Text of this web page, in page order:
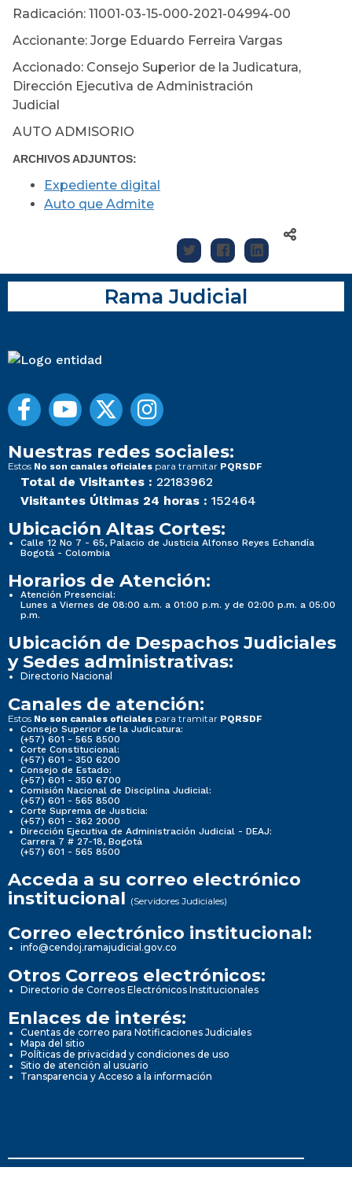
Radicación: 11001-03-15-000-2021-04994-00
Accionante: Jorge Eduardo Ferreira Vargas
Accionado: Consejo Superior de la Judicatura,
Dirección Ejecutiva de Administración
Judicial
AUTO ADMISORIO
ARCHIVOS ADJUNTOS:
Expediente digital
Auto que Admite
Rama Judicial
Nuestras redes sociales:
Estos No son canales oficiales para tramitar PQRSDF
Total de Visitantes : 22183962
Visitantes Últimas 24 horas : 152464
Ubicación Altas Cortes:
Calle 12 No 7 - 65, Palacio de Justicia Alfonso Reyes Echandía
Bogotá - Colombia
Horarios de Atención:
Atención Presencial:
Lunes a Viernes de 08:00 a.m. a 01:00 p.m. y de 02:00 p.m. a 05:00
p.m.
Ubicación de Despachos Judiciales
y Sedes administrativas:
Directorio Nacional
Canales de atención:
Estos No son canales oficiales para tramitar PQRSDF
Consejo Superior de la Judicatura:
(+57) 601 - 565 8500
Corte Constitucional:
(+57) 601 - 350 6200
Consejo de Estado:
(+57) 601 - 350 6700
Comisión Nacional de Disciplina Judicial:
(+57) 601 - 565 8500
Corte Suprema de Justicia:
(+57) 601 - 362 2000
Dirección Ejecutiva de Administración Judicial - DEAJ:
Carrera 7 # 27-18, Bogotá
(+57) 601 - 565 8500
Acceda a su correo electrónico
institucional (Servidores Judiciales)
Correo electrónico institucional:
info@cendoj.ramajudicial.gov.co
Otros Correos electrónicos:
Directorio de Correos Electrónicos Institucionales
Enlaces de interés:
Cuentas de correo para Notificaciones Judiciales
Mapa del sitio
Políticas de privacidad y condiciones de uso
Sitio de atención al usuario
Transparencia y Acceso a la información